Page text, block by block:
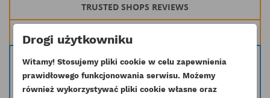
TRUSTED SHOPS REVIEWS
Oryginalna turbosprężarka stosowana w silnikach 1104-44 serii RG, RS
Symbol producenta: 711736-0010, 711736-5010, 711736-0051S,
711736-0051
Drogi użytkowniku
Witamy! Stosujemy pliki cookie w celu zapewnienia
prawidłowego funkcjonowania serwisu. Możemy
również wykorzystywać pliki cookie własne oraz